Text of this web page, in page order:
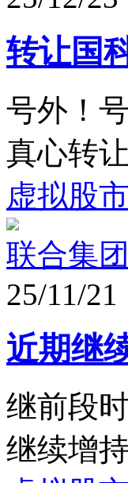
转让国
号外！
真心转让
虚拟股市
联合集团
25/11/21
近期继
继前段
继续增